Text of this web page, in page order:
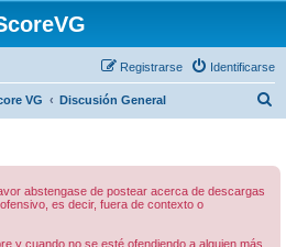
Identificarse
Registrarse
VG Discusión General
abstengase de postear acerca de descargas
es decir, fuera de contexto o
y cuando no se esté ofendiendo a alguien más